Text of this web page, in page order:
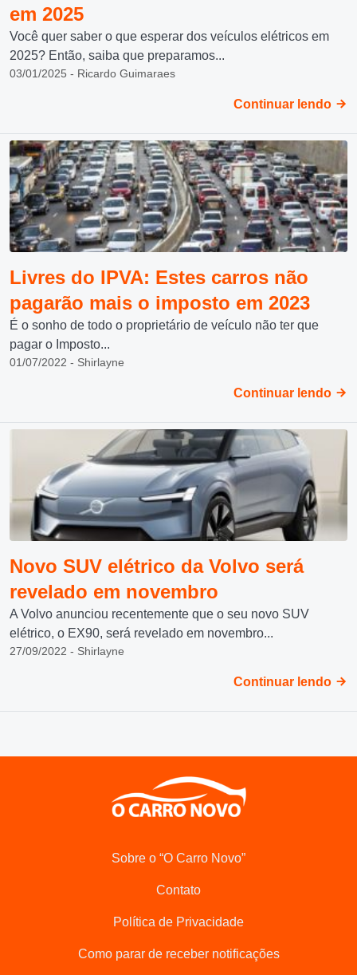
em 2025
Você quer saber o que esperar dos veículos elétricos em
2025? Então, saiba que preparamos...
03/01/2025 - Ricardo Guimaraes
Continuar lendo
Livres do IPVA: Estes carros não
pagarão mais o imposto em 2023
É o sonho de todo o proprietário de veículo não ter que
pagar o Imposto...
01/07/2022 - Shirlayne
Continuar lendo
Novo SUV elétrico da Volvo será
revelado em novembro
A Volvo anunciou recentemente que o seu novo SUV
elétrico, o EX90, será revelado em novembro...
27/09/2022 - Shirlayne
Continuar lendo
Sobre o “O Carro Novo”
Contato
Política de Privacidade
Como parar de receber notificações